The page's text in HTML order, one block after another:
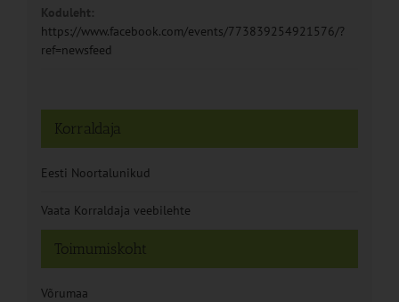
Koduleht:
https://www.facebook.com/events/773839254921576/?
ref=newsfeed
Toimumiskoht
Võrumaa
Korraldaja
Eesti Noortalunikud
Vaata Korraldaja veebilehte